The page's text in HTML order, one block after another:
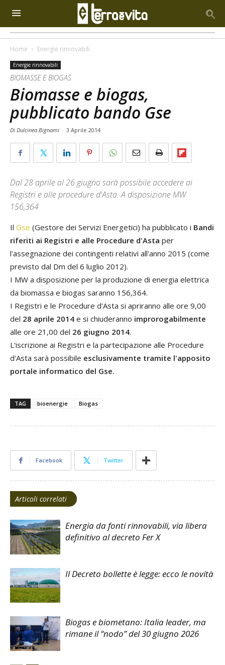
Home Energie rinnovabili
Energie rinnovabili
BIOMASSE E BIOGAS
Biomasse e biogas,
pubblicato bando Gse
Di Dulcinea Bignami - 3 Aprile 2014
Dal 28 aprile al 26 giugno sarà possibile accedere ai
Registri e alle procedure d'Asta. A disposizione MW
156,364
Il Gse (Gestore dei Servizi Energetici) ha pubblicato i Bandi
riferiti ai Registri e alle Procedure d'Asta per
l'assegnazione dei contingenti relativi all'anno 2015 (come
previsto dal Dm del 6 luglio 2012).
I MW a disposizione per la produzione di energia elettrica
da biomassa e biogas saranno 156,364.
I Registri e le Procedure d'Asta si apriranno alle ore 9,00
del 28 aprile 2014 e si chiuderanno improrogabilmente
alle ore 21,00 del 26 giugno 2014.
L'iscrizione ai Registri e la partecipazione alle Procedure
d'Asta sarà possibile esclusivamente tramite l'apposito
portale informatico del Gse.
TAG bioenergie Biogas
Facebook Twitter
Articoli correlati
Energia da fonti rinnovabili, via libera
definitivo al decreto Fer X
Il Decreto bollette è legge: ecco le novità
Biogas e biometano: Italia leader, ma
rimane il “nodo” del 30 giugno 2026